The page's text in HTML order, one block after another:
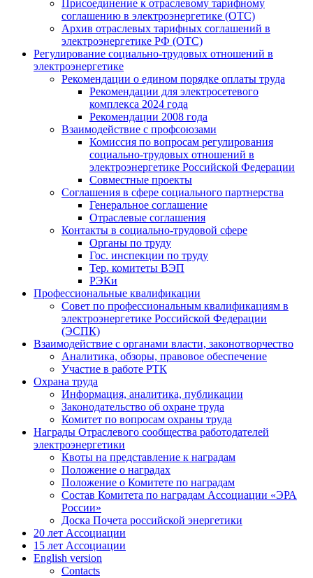
Присоединение к отраслевому тарифному
соглашению в электроэнергетике (ОТС)
Архив отраслевых тарифных соглашений в
электроэнергетике РФ (ОТС)
Регулирование социально-трудовых отношений в
электроэнергетике
Рекомендации о едином порядке оплаты труда
Рекомендации для электросетевого
комплекса 2024 года
Рекомендации 2008 года
Взаимодействие с профсоюзами
Комиссия по вопросам регулирования
социально-трудовых отношений в
электроэнергетике Российской Федерации
Совместные проекты
Соглашения в сфере социального партнерства
Генеральное соглашение
Отраслевые соглашения
Контакты в социально-трудовой сфере
Органы по труду
Гос. инспекции по труду
Тер. комитеты ВЭП
РЭКи
Профессиональные квалификации
Совет по профессиональным квалификациям в
электроэнергетике Российской Федерации
(ЭСПК)
Взаимодействие с органами власти, законотворчество
Аналитика, обзоры, правовое обеспечение
Участие в работе РТК
Охрана труда
Информация, аналитика, публикации
Законодательство об охране труда
Комитет по вопросам охраны труда
Награды Отраслевого сообщества работодателей
электроэнергетики
Квоты на представление к наградам
Положение о наградах
Положение о Комитете по наградам
Состав Комитета по наградам Ассоциации «ЭРА
России»
Доска Почета российской энергетики
20 лет Ассоциации
15 лет Ассоциации
English version
Contacts